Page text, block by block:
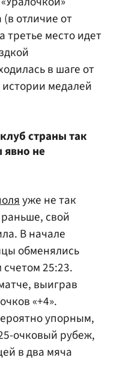
отличие от
место идет
в шаге от
медалей
страны так
явно не
уже не так
свой
В начале
обменялись
25:23.
выиграв
«+4».
упорным,
очковый рубеж,
в два мяча